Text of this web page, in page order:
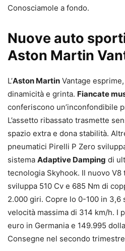
Conosciamole a fondo.
Nuove auto
Aston Martin
L’Aston Martin Vantage
dinamicità e grinta. Fiancate
conferiscono un’inconfondibile
L’assetto ribassato trasmette
spazio extra e dona stabilità.
pneumatici Pirelli P Zero
sistema Adaptive Damping di
tecnologia Skyhook. Il nuovo
sviluppa 510 Cv e 685 Nm di
2.000 giri. Copre lo 0-100 in 3,6
velocità massima di 314 km/h. I
euro in Germania e 149.995
Consegne nel secondo